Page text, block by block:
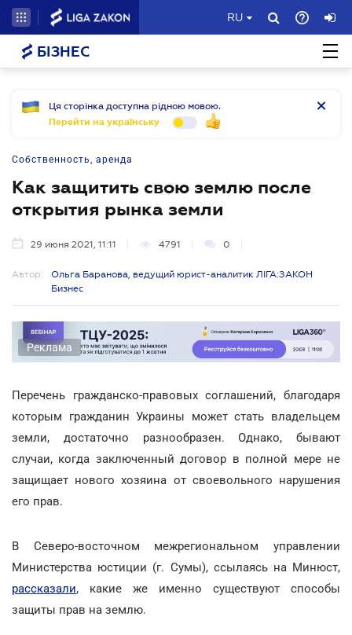
RU
БІЗНЕС
Ця сторінка доступна рідною мовою.
Перейти на українську
Собственность, аренда
Как защитить свою землю после
открытия рынка земли
29 июня 2021, 11:11 4791 0
Автор:
Ольга Баранова, ведущий юрист-аналитик ЛІГА:ЗАКОН
Бизнес
Реклама
Перечень гражданско-правовых соглашений, благодаря
которым гражданин Украины может стать владельцем
земли, достаточно разнообразен. Однако, бывают
случаи, когда заключенный договор в полной мере не
защищает нового хозяина от своевольного нарушения
его прав.
В Северо-восточном межрегиональном управлении
Министерства юстиции (г. Сумы), ссылаясь на Минюст,
рассказали, какие же именно существуют способы
защиты прав на землю.